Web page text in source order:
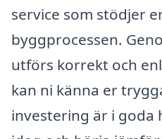
service som stödjer
byggprocessen.
utförs korrekt och
kan ni känna er
investering är i goda